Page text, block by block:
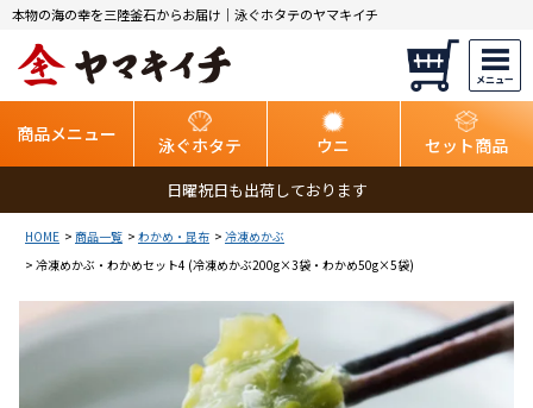
本物の海の幸を三陸釜石からお届け｜泳ぐホタテのヤマキイチ
商品メニュー 泳ぐホタテ ウニ セット商品
日曜祝日も出荷しております
HOME 商品一覧 わかめ・昆布
冷凍めかぶ
冷凍めかぶ・わかめセット4 (冷凍めかぶ200g×3袋・わかめ50g×5袋)